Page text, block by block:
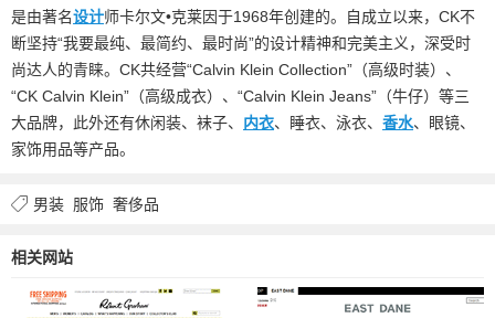
是由著名设计师卡尔文•克莱因于1968年创建的。自成立以来，CK不
断坚持“我要最纯、最简约、最时尚”的设计精神和完美主义，深受时
尚达人的青睐。CK共经营“Calvin Klein Collection”（高级时装）、
“CK Calvin Klein”（高级成衣）、“Calvin Klein Jeans”（牛仔）等三
大品牌，此外还有休闲装、袜子、 内衣、睡衣、泳衣、 香水、眼镜、
家饰用品等产品。
男装 服饰 奢侈品
相关网站